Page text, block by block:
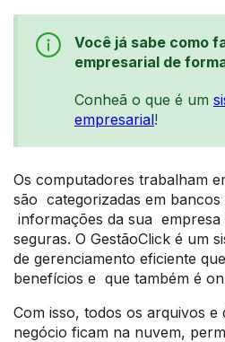
Você já sabe como
empresarial de
Conheã o que é um
empresarial!
Os computadores trabalham
são categorizadas em bancos
informações da sua empresa
seguras. O GestãoClick é um
de gerenciamento eficiente
benefícios e que também é
Com isso, todos os arquivos e
negócio ficam na nuvem,